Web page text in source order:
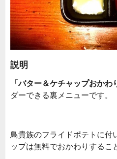
説明
「バター＆ケチャップおかわ
ダーできる裏メニューです。
鳥貴族のフライドポテトに付
ップは無料でおかわりするこ